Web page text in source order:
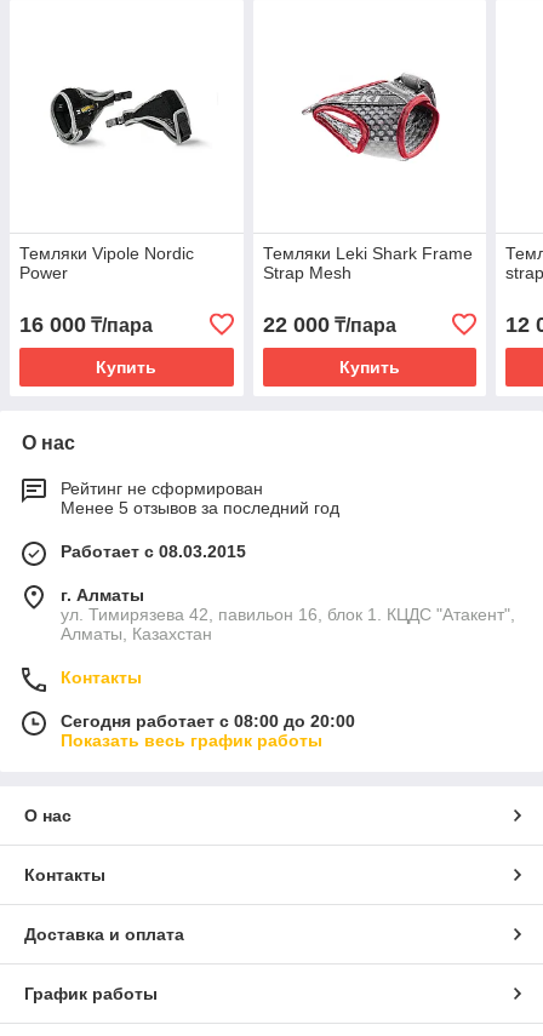
Темляки Vipole Nordic
Power
16 000 ₸/пара
Купить
Темляки Leki Shark Frame
Strap Mesh
22 000₸/пара
Купить
12
О нас
Рейтинг не сформирован
Менее 5 отзывов за последний год
Работает с 08.03.2015
г. Алматы
ул. Тимирязева 42, павильон 16, блок 1. КЦДС "Атакент",
Алматы, Казахстан
Контакты
Сегодня работает с 08:00 до 20:00
Показать весь график работы
О нас
Контакты
Доставка и оплата
График работы